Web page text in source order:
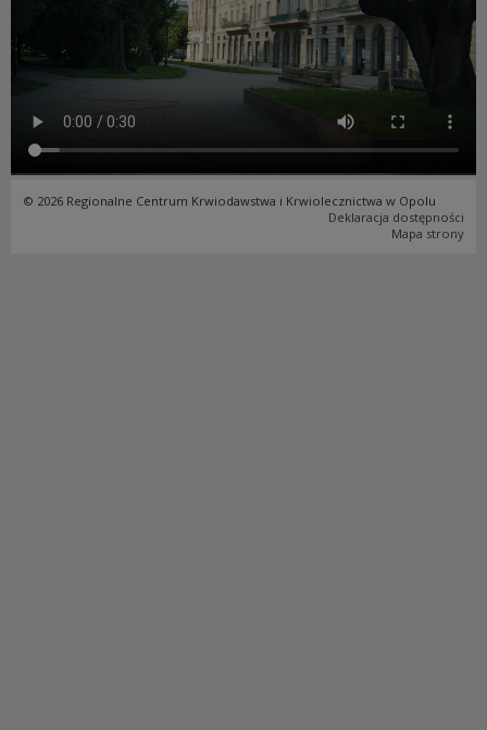
© 2026 Regionalne Centrum Krwiodawstwa i Krwiolecznictwa w Opolu
Deklaracja dostępności
Mapa strony